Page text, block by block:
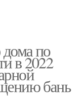
дома по
в 2022
бань